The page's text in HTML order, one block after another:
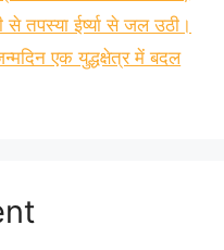
से तपस्या ईर्ष्या से जल उठी।
एक युद्धक्षेत्र में बदल